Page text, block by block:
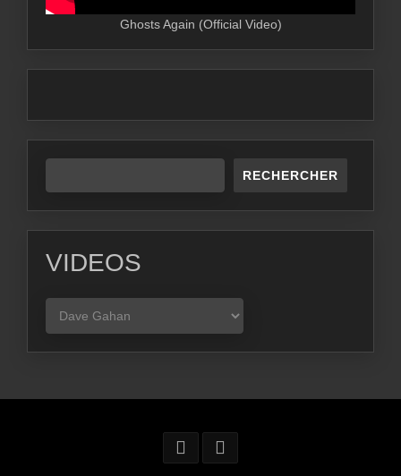
Ghosts Again (Official Video)
RECHERCHER
VIDEOS
VIDEOS